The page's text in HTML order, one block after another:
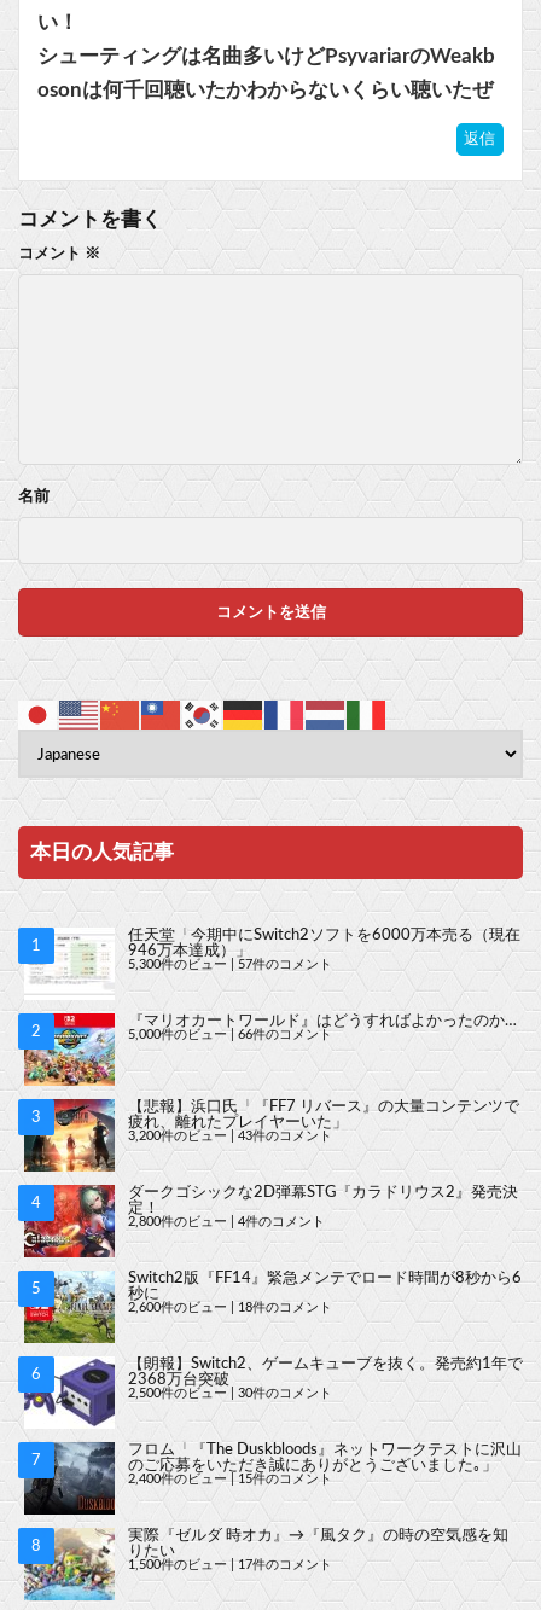
い！
シューティングは名曲多いけどPsyvariarのWeakb
osonは何千回聴いたかわからないくらい聴いたぜ
返信
コメントを書く
コメント ※
名前
本日の人気記事
任天堂「今期中にSwitch2ソフトを6000万本売る（現在
946万本達成）」
5,300件のビュー 57件のコメント
『マリオカートワールド』はどうすればよかったのか…
5,000件のビュー| 66件のコメント
【悲報】浜口氏「『FF7 リバース』の大量コンテンツで
疲れ、離れたプレイヤーいた」
3,200件のビュー 43件のコメント
ダークゴシックな2D弾幕STG『カラドリウス2』発売決
定！
2,800件のビュー 4件のコメント
Switch2版『FF14』緊急メンテでロード時間が8秒から6
秒に
2,600件のビュー 18件のコメント
【朗報】Switch2、ゲームキューブを抜く。発売約1年で
2368万台突破
2,500件のビュー 30件のコメント
フロム「『The Duskbloods』ネットワークテストに沢山
のご応募をいただき誠にありがとうございました｡」
2,400件のビュー 15件のコメント
実際『ゼルダ 時オカ』→『風タク』の時の空気感を知
りたい
1,500件のビュー |17件のコメント